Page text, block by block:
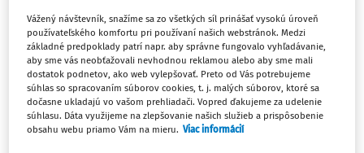
ROPO redakcia
Vydané:24. 4. 2025
1 minúta čítania
Predmetné usmernenie je určené pre príjemcov, ktorí v
roku 2024 uzatvorili s Environmentálnym fondom zmluvu
o poskytnutí podpory z Environmentálneho fondu
Vážený návštevník, snažíme sa zo všetkých síl prinášať vysokú úroveň
používateľského komfortu pri používaní našich webstránok. Medzi
základné predpoklady patrí napr. aby správne fungovalo vyhľadávanie,
aby sme vás neobťažovali nevhodnou reklamou alebo aby sme mali
dostatok podnetov, ako web vylepšovať. Preto od Vás potrebujeme
súhlas so spracovaním súborov cookies, t. j. malých súborov, ktoré sa
dočasne ukladajú vo vašom prehliadači. Vopred ďakujeme za udelenie
súhlasu. Dáta využijeme na zlepšovanie našich služieb a prispôsobenie
obsahu webu priamo Vám na mieru. Viac informácií